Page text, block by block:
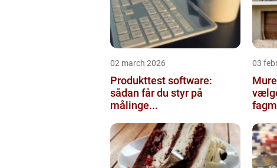
02 march 2026
Produkttest software:
sådan får du styr på
målinge...
03
Murer